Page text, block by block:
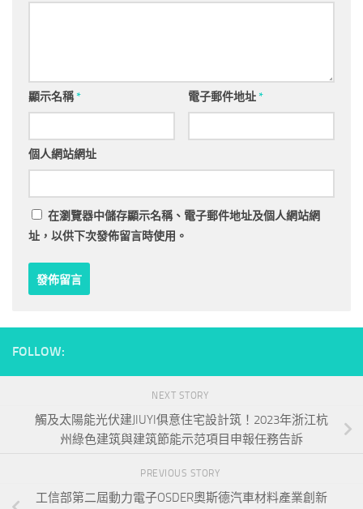
顯示名稱* 電子郵件地址*
個人網站網址
在瀏覽器中儲存顯示名稱、電子郵件地址及個人網站網
址，以供下次發佈留言時使用。
FOLLOW:
NEXT STORY
觸及太陽能光伏建JIUYI俱意住宅設計筑！2023年浙江杭
州綠色建筑與建筑節能示范項目申報任務告訴
PREVIOUS STORY
工信部第二屆動力電子OSDER奧斯德汽車材料產業創新